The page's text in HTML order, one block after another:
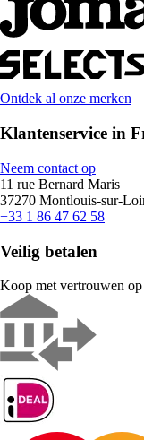
Ontdek al onze merken
Klantenservice in
Neem contact op
11 rue Bernard Maris
37270 Montlouis-sur-
+33 1 86 47 62 58
Veilig betalen
Koop met vertrouwen op